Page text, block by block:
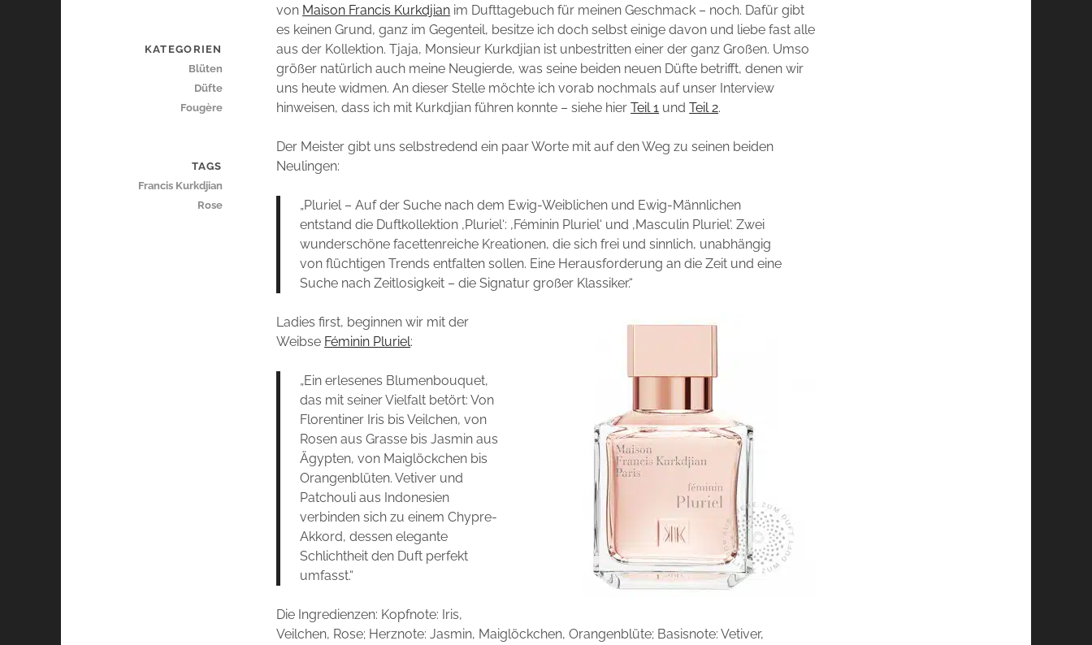
von Maison Francis Kurkdjian im Dufttagebuch für meinen Geschmack – noch. Dafür gibt
es keinen Grund, ganz im Gegenteil, besitze ich doch selbst einige davon und liebe fast alle
aus der Kollektion. Tjaja, Monsieur Kurkdjian ist unbestritten einer der ganz Großen. Umso
größer natürlich auch meine Neugierde, was seine beiden neuen Düfte betrifft, denen wir
uns heute widmen. An dieser Stelle möchte ich vorab nochmals auf unser Interview
hinweisen, dass ich mit Kurkdjian führen konnte – siehe hierTeil 1 undTeil 2.
Der Meister gibt uns selbstredend ein paar Worte mit auf den Weg zu seinen beiden
Neulingen:
„Pluriel – Auf der Suche nach dem Ewig-Weiblichen und Ewig-Männlichen
entstand die Duftkollektion ‚Pluriel‘: ‚Féminin Pluriel‘ und ‚Masculin Pluriel‘. Zwei
wunderschöne facettenreiche Kreationen, die sich frei und sinnlich, unabhängig
von flüchtigen Trends entfalten sollen. Eine Herausforderung an die Zeit und eine
Suche nach Zeitlosigkeit – die Signatur großer Klassiker.“
Ladies first, beginnen wir mit der
Weibse Féminin Pluriel:
„Ein erlesenes Blumenbouquet,
das mit seiner Vielfalt betört: Von
Florentiner Iris bis Veilchen, von
Rosen aus Grasse bis Jasmin aus
Ägypten, von Maiglöckchen bis
Orangenblüten. Vetiver und
Patchouli aus Indonesien
verbinden sich zu einem Chypre-
Akkord, dessen elegante
Schlichtheit den Duft perfekt
umfasst.“
Die Ingredienzen: Kopfnote: Iris,
Veilchen, Rose; Herznote:Jasmin, Maiglöckchen, Orangenblüte; Basisnote:Vetiver,
KATEGORIEN
Blüten
Düfte
Fougère
TAGS
Francis Kurkdjian
Rose